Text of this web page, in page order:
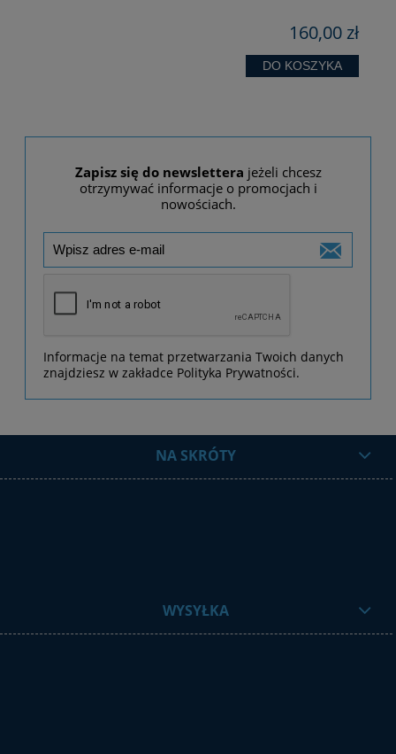
160,00 zł
DO KOSZYKA
Zapisz się do newslettera jeżeli chcesz
otrzymywać informacje o promocjach i
nowościach.
Informacje na temat przetwarzania Twoich danych
znajdziesz w zakładce Polityka Prywatności.
NA SKRÓTY
WYSYŁKA